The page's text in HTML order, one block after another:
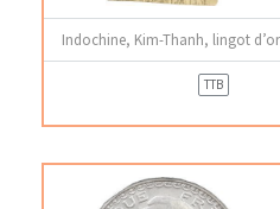
Indochine, Kim-Thanh, lingot d’or
TTB